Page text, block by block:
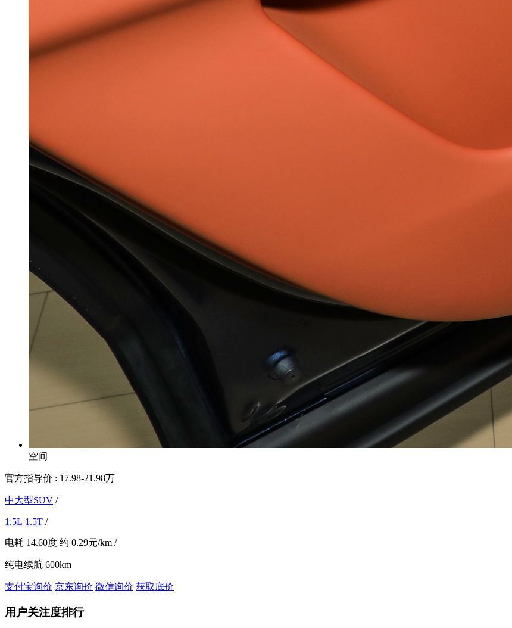
空间
官方指导价 : 17.98-21.98万
中大型SUV /
1.5L 1.5T /
电耗 14.60度 约 0.29元/km /
纯电续航 600km
支付宝询价 京东询价 微信询价 获取底价
用户关注度排行